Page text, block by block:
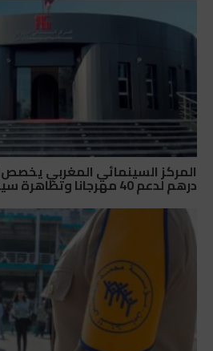
درهم لدعم 40 مهرجانا وتظاهرة سينمائية